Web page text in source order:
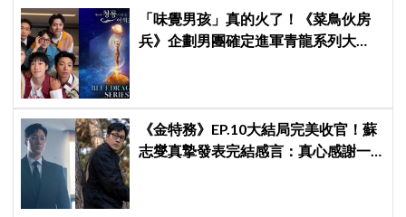
「味覺男孩」真的火了！《菜鳥伙房
兵》企劃男團確定進軍青龍系列大
《金特務》EP.10大結局完美收官！蘇
志燮真摯發表完結感言：真心感謝一